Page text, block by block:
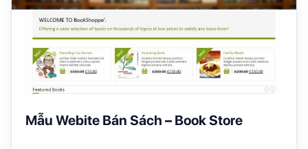
Mẫu Webite Bán Sách – Book Store